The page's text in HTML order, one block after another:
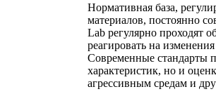
Нормативная база,
материалов, постоянно
Lab регулярно проходят
реагировать на
Современные стандарты
характеристик, но и
агрессивным средам и